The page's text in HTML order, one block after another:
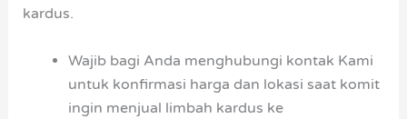
kardus.
Wajib bagi Anda menghubungi kontak Kami
untuk konfirmasi harga dan lokasi saat komit
ingin menjual limbah kardus ke